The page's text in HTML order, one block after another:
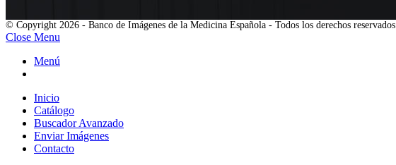
© Copyright 2026 - Banco de Imágenes de la Medicina Española - Todos los derechos reservados
Close Menu
Menú
Inicio
Catálogo
Buscador Avanzado
Enviar Imágenes
Contacto